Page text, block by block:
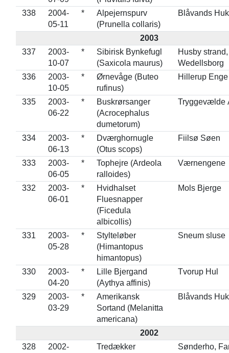
338
2004-
05-11
*
Alpejernspurv
(Prunella collaris)
Blåvands Huk
2003
337
2003-
10-07
*
Sibirisk Bynkefugl
(Saxicola maurus)
Husby strand,
Wedellsborg
336
2003-
10-05
*
Ørnevåge (Buteo
rufinus)
Hillerup Enge
335
2003-
06-22
*
Buskrørsanger
(Acrocephalus
dumetorum)
Tryggevælde
334
2003-
06-13
*
Dværghornugle
(Otus scops)
Fiilsø Søen
333
2003-
06-05
*
Tophejre (Ardeola
ralloides)
Værnengene
332
2003-
06-01
*
Hvidhalset
Fluesnapper
(Ficedula
albicollis)
Mols Bjerge
331
2003-
05-28
*
Stylteløber
(Himantopus
himantopus)
Sneum sluse
330
2003-
04-20
*
Lille Bjergand
(Aythya affinis)
Tvorup Hul
329
2003-
03-29
*
Amerikansk
Sortand (Melanitta
americana)
Blåvands Huk
2002
328
2002-
Tredækker
Sønderho,